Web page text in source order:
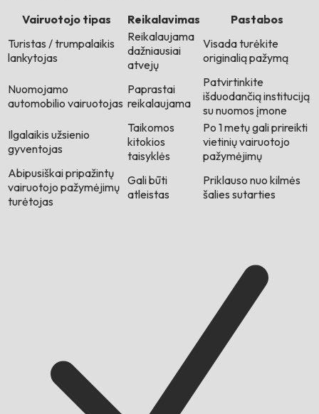
Vairuotojo tipas
Reikalavimas
Pastabos
Turistas / trumpalaikis
lankytojas
Reikalaujama
dažniausiai
atvejų
Visada turėkite
originalią pažymą
Nuomojamo
automobilio vairuotojas
Paprastai
reikalaujama
Patvirtinkite
išduodančią instituciją
su nuomos įmone
Ilgalaikis užsienio
gyventojas
Taikomos
kitokios
taisyklės
Po 1 metų gali prireikti
vietinių vairuotojo
pažymėjimų
Abipusiškai pripažintų
vairuotojo pažymėjimų
turėtojas
Gali būti
atleistas
Priklauso nuo kilmės
šalies sutarties